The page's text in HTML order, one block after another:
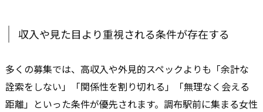
収入や見た目より重視される条件が存在する
多くの募集では、高収入や外見的スペックよりも「余計な
詮索をしない」「関係性を割り切れる」「無理なく会える
距離」といった条件が優先されます。調布駅前に集まる女性